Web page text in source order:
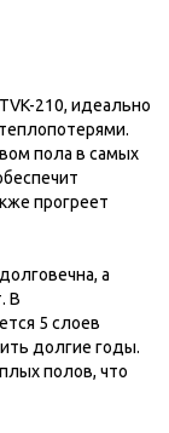
210, идеально
пола в самых
прогреет
а
В
5 слоев
долгие годы.
полов, что